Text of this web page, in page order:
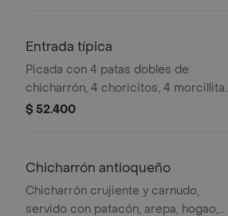
Entrada típica
Picada con 4 patas dobles de
chicharrón, 4 choricitos, 4
4 patacones y 4 medias arepas,
$ 52.400
Chicharrón antioqueño
Chicharrón crujiente y carnudo,
servido con patacón, arepa, hogao,